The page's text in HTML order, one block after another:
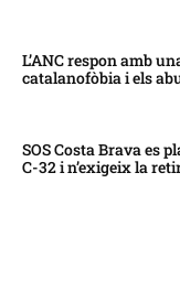
L’ANC respon amb
catalanofòbia i els
SOS Costa Brava es
C-32 i n’exigeix la